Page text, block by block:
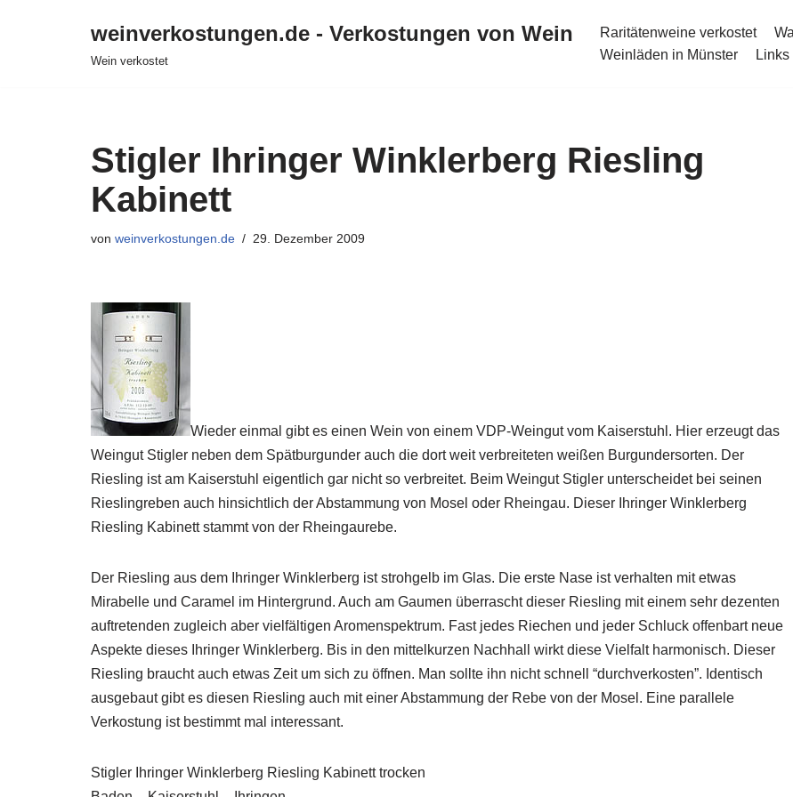
weinverkostungen.de - Verkostungen von Wein
Wein verkostet
Raritätenweine verkostet
Weinläden in Münster
Links
Stigler Ihringer Winklerberg Riesling
Kabinett
von weinverkostungen.de 29. Dezember 2009
Wieder einmal gibt es einen Wein von einem VDP-Weingut vom Kaiserstuhl. Hier erzeugt das
Weingut Stigler neben dem Spätburgunder auch die dort weit verbreiteten weißen Burgundersorten. Der
Riesling ist am Kaiserstuhl eigentlich gar nicht so verbreitet. Beim Weingut Stigler unterscheidet bei seinen
Rieslingreben auch hinsichtlich der Abstammung von Mosel oder Rheingau. Dieser Ihringer Winklerberg
Riesling Kabinett stammt von der Rheingaurebe.
Der Riesling aus dem Ihringer Winklerberg ist strohgelb im Glas. Die erste Nase ist verhalten mit etwas
Mirabelle und Caramel im Hintergrund. Auch am Gaumen überrascht dieser Riesling mit einem sehr dezenten
auftretenden zugleich aber vielfältigen Aromenspektrum. Fast jedes Riechen und jeder Schluck offenbart neue
Aspekte dieses Ihringer Winklerberg. Bis in den mittelkurzen Nachhall wirkt diese Vielfalt harmonisch. Dieser
Riesling braucht auch etwas Zeit um sich zu öffnen. Man sollte ihn nicht schnell “durchverkosten”. Identisch
ausgebaut gibt es diesen Riesling auch mit einer Abstammung der Rebe von der Mosel. Eine parallele
Verkostung ist bestimmt mal interessant.
Stigler Ihringer Winklerberg Riesling Kabinett trocken